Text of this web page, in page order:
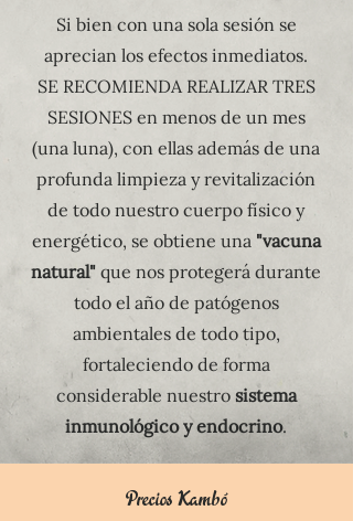
Si bien con una sola sesión se
aprecian los efectos inmediatos.
SE RECOMIENDA REALIZAR TRES
SESIONES en menos de un mes
(una luna), con ellas además de una
profunda limpieza y revitalización
de todo nuestro cuerpo físico y
energético, se obtiene una "vacuna
natural" que nos protegerá durante
todo el año de patógenos
ambientales de todo tipo,
fortaleciendo de forma
considerable nuestro sistema
inmunológico y endocrino.
Precios Kambó